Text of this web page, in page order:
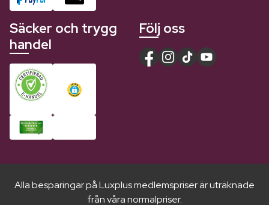
Säcker och trygg
handel
Följ oss
Alla besparingar på Luxplus medlemspriser är uträknade
från våra normalpriser.